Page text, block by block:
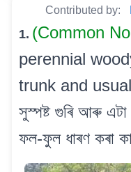
Contributed by:
1. (Common
perennial
trunk and
সুস্পষ্ট গুৰি আৰু এটা
ফল-ফুল ধাৰণ কৰা